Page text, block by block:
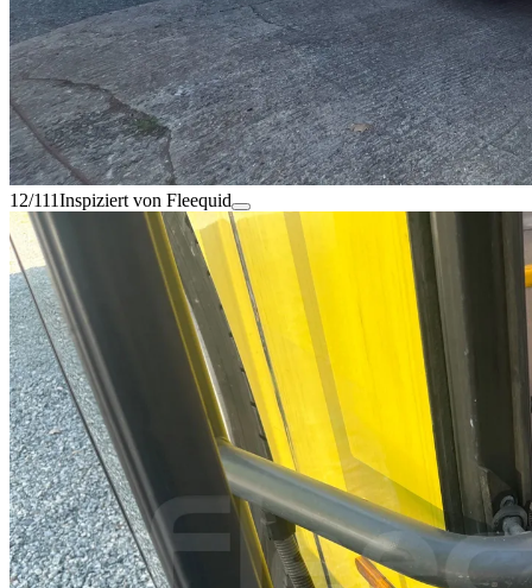
12/111Inspiziert von Fleequid